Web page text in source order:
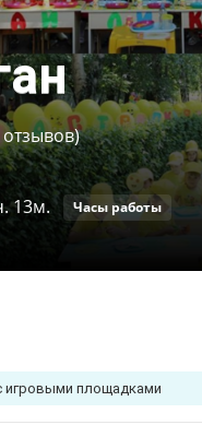
13м. Часы работы
игровыми площадками